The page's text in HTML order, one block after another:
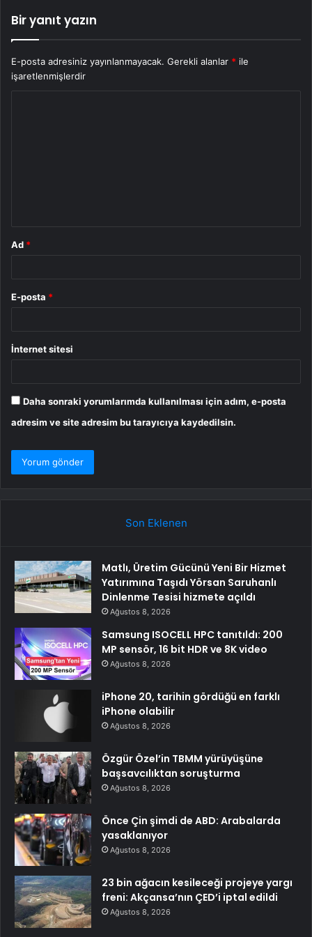
Bir yanıt yazın
E-posta adresiniz yayınlanmayacak. Gerekli alanlar * ile
işaretlenmişlerdir
Ad *
E-posta *
İnternet sitesi
Daha sonraki yorumlarımda kullanılması için adım, e-posta
adresim ve site adresim bu tarayıcıya kaydedilsin.
Son Eklenen
Matlı, Üretim Gücünü Yeni Bir Hizmet
Yatırımına Taşıdı Yörsan Saruhanlı
Dinlenme Tesisi hizmete açıldı
Ağustos 8, 2026
Samsung ISOCELL HPC tanıtıldı: 200
MP sensör, 16 bit HDR ve 8K video
Ağustos 8, 2026
iPhone 20, tarihin gördüğü en farklı
iPhone olabilir
Ağustos 8, 2026
Özgür Özel’in TBMM yürüyüşüne
başsavcılıktan soruşturma
Ağustos 8, 2026
Önce Çin şimdi de ABD: Arabalarda
yasaklanıyor
Ağustos 8, 2026
23 bin ağacın kesileceği projeye yargı
freni: Akçansa’nın ÇED’i iptal edildi
Ağustos 8, 2026